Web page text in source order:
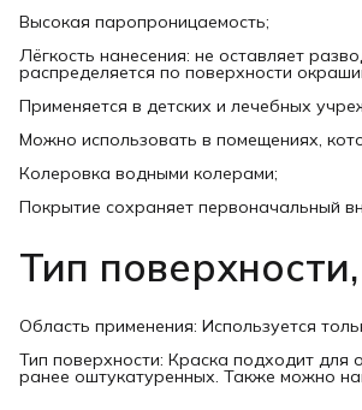
Высокая паропроницаемость;
Лёгкость нанесения: не оставляет
распределяется по поверхности
Применяется в детских и лечебных
Можно использовать в помещениях,
Колеровка водными колерами;
Покрытие сохраняет первоначальный
Тип
Область применения: Используется
Тип поверхности: Краска подходит для
ранее оштукатуренных. Также можно